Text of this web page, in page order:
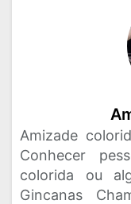
Amizade
Conhecer
colorida ou
Gincanas